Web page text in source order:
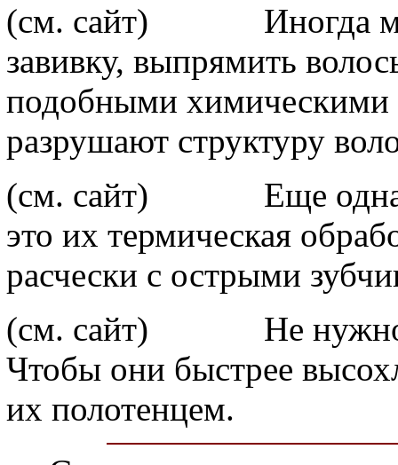
(см. сайт) Иногда
завивку, выпрямить
подобными химическими
разрушают структуру
(см. сайт) Еще одна
это их термическая
расчески с острыми
(см. сайт) Не нужно
Чтобы они быстрее
их полотенцем.